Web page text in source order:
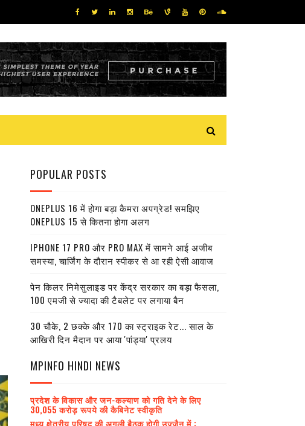
POPULAR POSTS
ONEPLUS 16 में होगा बड़ा कैमरा अपग्रेड! समझिए
ONEPLUS 15 से कितना होगा अलग
IPHONE 17 PRO और PRO MAX में सामने आई अजीब
समस्या, चार्जिंग के दौरान स्पीकर से आ रही ऐसी आवाज
पेन किलर निमेसुलाइड पर केंद्र सरकार का बड़ा फैसला,
100 एमजी से ज्यादा की टैबलेट पर लगाया बैन
30 चौके, 2 छक्के और 170 का स्ट्राइक रेट... साल के
आखिरी दिन मैदान पर आया 'पांड्या' प्रलय
MPINFO HINDI NEWS
प्रदेश के विकास और जन-कल्याण को गति देने के लिए
30,055 करोड़ रूपये की कैबिनेट स्वीकृति
मध्य क्षेत्रीय परिषद् की अगली बैठक होगी उज्जैन में :